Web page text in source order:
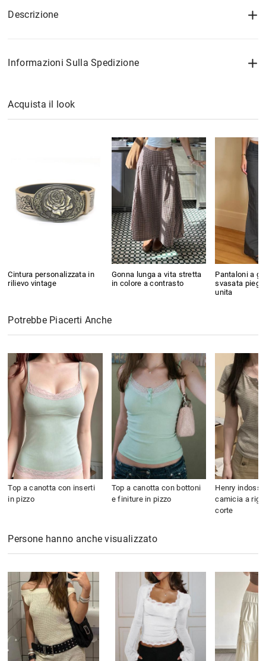
Descrizione
Informazioni Sulla Spedizione
Acquista il look
Cintura personalizzata in
rilievo vintage
Gonna lunga a vita stretta
in colore a contrasto
Pantaloni a
svasata
unita
Potrebbe Piacerti Anche
Top a canotta con inserti
in pizzo
Top a canotta con bottoni
e finiture in pizzo
Henry
camicia a
corte
Persone hanno anche visualizzato